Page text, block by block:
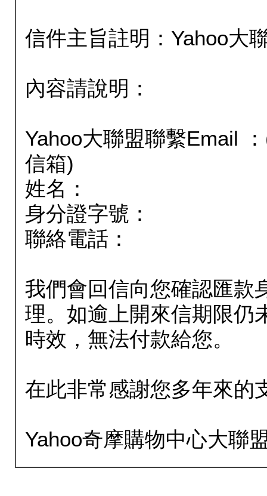
信件主旨註明：Yahoo大
內容請說明：
Yahoo大聯盟聯繫Email
信箱)
姓名：
身分證字號：
聯絡電話：
我們會回信向您確認匯款
理。如逾上開來信期限仍
時效，無法付款給您。
在此非常感謝您多年來的
Yahoo奇摩購物中心大